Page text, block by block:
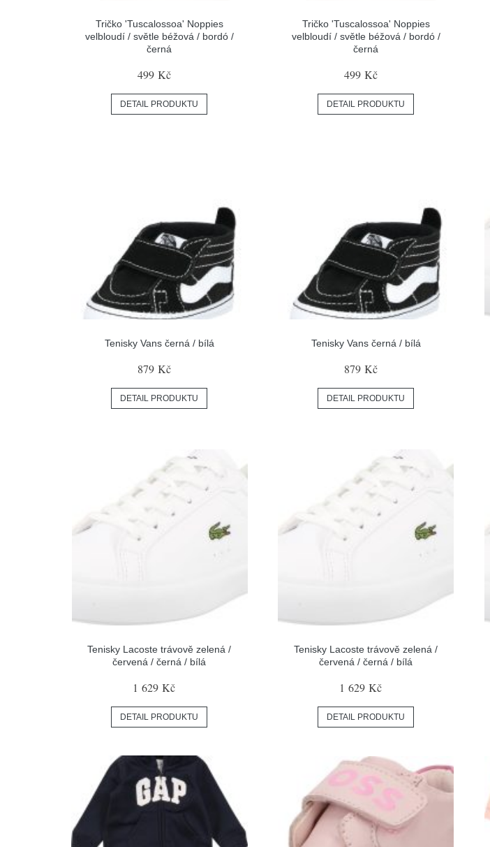
Tričko 'Tuscalossoa' Noppies
velbloudí / světle béžová / bordó /
černá
499 Kč
DETAIL PRODUKTU
Tričko 'Tuscalossoa' Noppies
velbloudí / světle béžová / bordó /
černá
499 Kč
DETAIL PRODUKTU
Tenisky Vans černá / bílá
879 Kč
DETAIL PRODUKTU
Tenisky Vans černá / bílá
879 Kč
DETAIL PRODUKTU
Tenisky Lacoste trávově zelená /
červená / černá / bílá
1 629 Kč
DETAIL PRODUKTU
Tenisky Lacoste trávově zelená /
červená / černá / bílá
1 629 Kč
DETAIL PRODUKTU